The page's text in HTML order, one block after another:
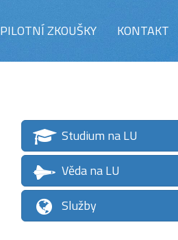
PILOTNÍ ZKOUŠKY KONTAKT
Studium na LU
Věda na LU
Služby